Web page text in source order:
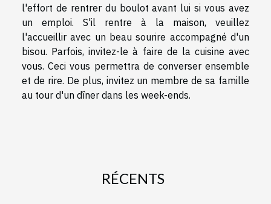
l'effort de rentrer du boulot avant lui si vous avez
un emploi. S'il rentre à la maison, veuillez
l'accueillir avec un beau sourire accompagné d'un
bisou. Parfois, invitez-le à faire de la cuisine avec
vous. Ceci vous permettra de converser ensemble
et de rire. De plus, invitez un membre de sa famille
au tour d'un dîner dans les week-ends.
RÉCENTS